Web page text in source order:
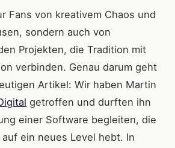
Fans von kreativem Chaos und
sondern auch von
Projekten, die Tradition mit
verbinden. Genau darum geht
Artikel: Wir haben Martin
getroffen und durften ihn
einer Software begleiten, die
ein neues Level hebt. In